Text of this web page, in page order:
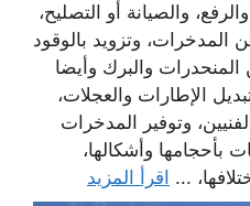
والصيانة أو التصليح،
وتزويد بالوقود
والبرك وأيضا
الإطارات والعجلات،
وتوفير المدخرات
بأحجامها وأشكالها،
... اقرأ المزيد